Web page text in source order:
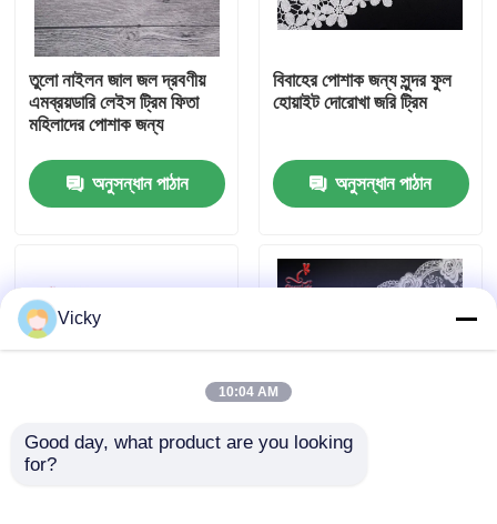
আমাদের সম্পর্কে
কারখানা ভ্রমণ
মান নিয়ন্ত্রণ
উদ্ধৃতির জন্য আবেদন
দোরোখা জরি ফ্যাব্রিক
তুলো নাইলন জাল জল দ্রবণীয়
এমব্রয়ডারি লেইস ট্রিম ফিতা
মহিলাদের পোশাক জন্য
অনুসন্ধান পাঠান
বিবাহের পোশাক জন্য সুন্দর ফুল
হোয়াইট দোরোখা জরি ট্রিম
অনুসন্ধান পাঠান
3 সিএম আফ্রিকান জাল দোরোখা
Vicky
10:04 AM
Good day, what product are you looking
for?